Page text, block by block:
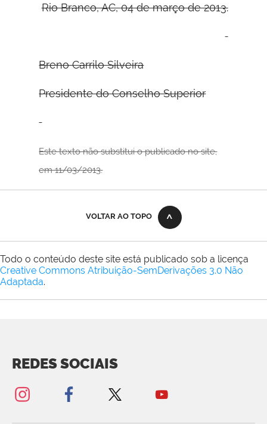
Rio Branco, AC, 04 de março de 2013.
Breno Carrilo Silveira
Presidente do Conselho Superior
Este texto não substitui o publicado no site,
em 11/03/2013.
VOLTAR AO TOPO
Todo o conteúdo deste site está publicado sob a licença
Creative Commons Atribuição-SemDerivações 3.0 Não
Adaptada.
REDES SOCIAIS